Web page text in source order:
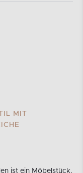
MIT
ist ein Möbelstück,